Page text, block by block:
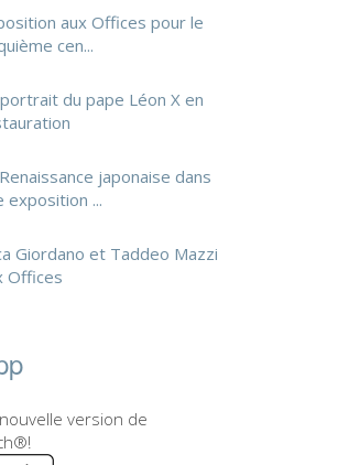
aux Offices pour le
cen...
du pape Léon X en
japonaise dans
exposition ...
Giordano et Taddeo Mazzi
Offices
version de